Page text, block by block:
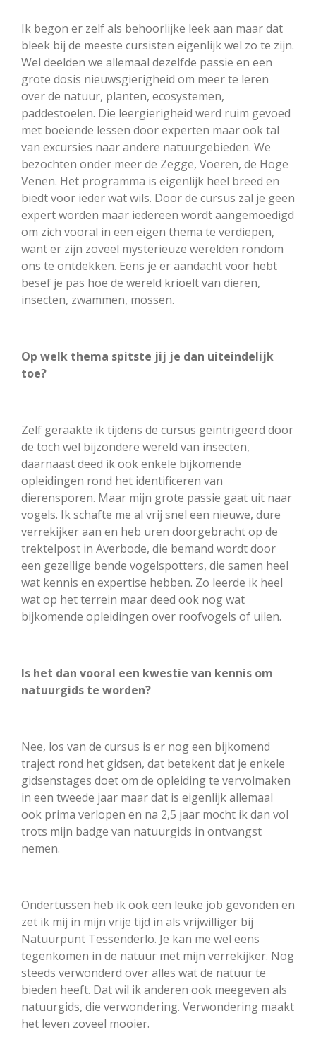
Ik begon er zelf als behoorlijke leek aan maar dat
bleek bij de meeste cursisten eigenlijk wel zo te zijn.
Wel deelden we allemaal dezelfde passie en een
grote dosis nieuwsgierigheid om meer te leren
over de natuur, planten, ecosystemen,
paddestoelen. Die leergierigheid werd ruim gevoed
met boeiende lessen door experten maar ook tal
van excursies naar andere natuurgebieden. We
bezochten onder meer de Zegge, Voeren, de Hoge
Venen. Het programma is eigenlijk heel breed en
biedt voor ieder wat wils. Door de cursus zal je geen
expert worden maar iedereen wordt aangemoedigd
om zich vooral in een eigen thema te verdiepen,
want er zijn zoveel mysterieuze werelden rondom
ons te ontdekken. Eens je er aandacht voor hebt
besef je pas hoe de wereld krioelt van dieren,
insecten, zwammen, mossen.
Op welk thema spitste jij je dan uiteindelijk
toe?
Zelf geraakte ik tijdens de cursus geïntrigeerd door
de toch wel bijzondere wereld van insecten,
daarnaast deed ik ook enkele bijkomende
opleidingen rond het identificeren van
dierensporen. Maar mijn grote passie gaat uit naar
vogels. Ik schafte me al vrij snel een nieuwe, dure
verrekijker aan en heb uren doorgebracht op de
trektelpost in Averbode, die bemand wordt door
een gezellige bende vogelspotters, die samen heel
wat kennis en expertise hebben. Zo leerde ik heel
wat op het terrein maar deed ook nog wat
bijkomende opleidingen over roofvogels of uilen.
Is het dan vooral een kwestie van kennis om
natuurgids te worden?
Nee, los van de cursus is er nog een bijkomend
traject rond het gidsen, dat betekent dat je enkele
gidsenstages doet om de opleiding te vervolmaken
in een tweede jaar maar dat is eigenlijk allemaal
ook prima verlopen en na 2,5 jaar mocht ik dan vol
trots mijn badge van natuurgids in ontvangst
nemen.
Ondertussen heb ik ook een leuke job gevonden en
zet ik mij in mijn vrije tijd in als vrijwilliger bij
Natuurpunt Tessenderlo. Je kan me wel eens
tegenkomen in de natuur met mijn verrekijker. Nog
steeds verwonderd over alles wat de natuur te
bieden heeft. Dat wil ik anderen ook meegeven als
natuurgids, die verwondering. Verwondering maakt
het leven zoveel mooier.